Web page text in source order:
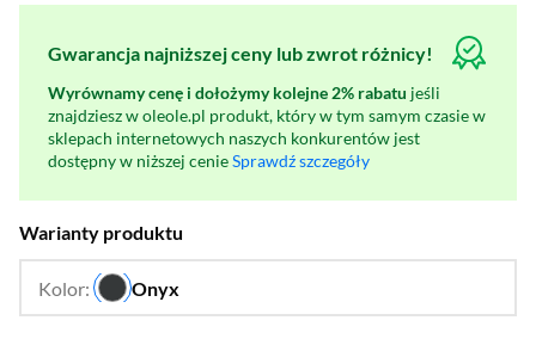
Gwarancja najniższej ceny lub zwrot różnicy!
Wyrównamy cenę i dołożymy kolejne 2% rabatu jeśli
znajdziesz w oleole.pl produkt, który w tym samym czasie w
sklepach internetowych naszych konkurentów jest
dostępny w niższej cenieSprawdź szczegóły
Warianty produktu
Kolor: Onyx
…